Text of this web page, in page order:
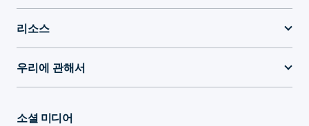
리소스
우리에 관해서
소셜 미디어